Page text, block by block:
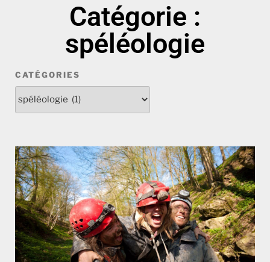
Catégorie :
spéléologie
CATÉGORIES